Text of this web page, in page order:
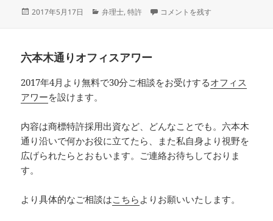
投
2017年5月17日
カ
ー
弁理士,特許 弁理士にできるのに弁理士がで
コメントを残す
六本木通りオフィスアワー
2017年4月より無料で30分ご相談をお受けするオフィス
アワーを設けます。
内容は商標特許採用出資など、どんなことでも。六本木
通り沿いで何かお役に立てたら、また私自身より視野を
広げられたらとおもいます。ご連絡お待ちしておりま
す。
より具体的なご相談はこちら よりお願いいたします。